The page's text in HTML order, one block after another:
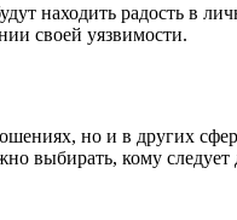
находить радость в
своей уязвимости.
но и в других
выбирать, кому следует